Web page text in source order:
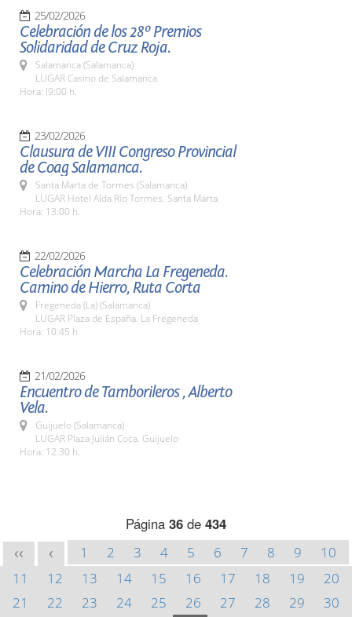
25/02/2026
Celebración de los 28º Premios
Solidaridad de Cruz Roja.
Salamanca (Salamanca)
LUGAR Casino de Salamanca
Hora: !9:00 h.
23/02/2026
Clausura de VIII Congreso Provincial
de Coag Salamanca.
Santa Marta de Tormes (Salamanca)
LUGAR Hotel Alda Río Tormes. Santa Marta
Hora: 13:00 h.
22/02/2026
Celebración Marcha La Fregeneda.
Camino de Hierro, Ruta Corta
Fregeneda (La) (Salamanca)
LUGAR Plaza de España. La Fregeneda
Hora: 10:45 h
21/02/2026
Encuentro de Tamborileros , Alberto
Vela.
Guijuelo (Salamanca)
LUGAR Plaza Julián Coca. Guijuelo
Hora: 12:30 h.
Página 36 de 434
<< < 1 2 3 4 5 6 7 8 9
10
11
12 13 14 15 16 17 18 19
20
21
22 23 24 25 26 27 28 29
30